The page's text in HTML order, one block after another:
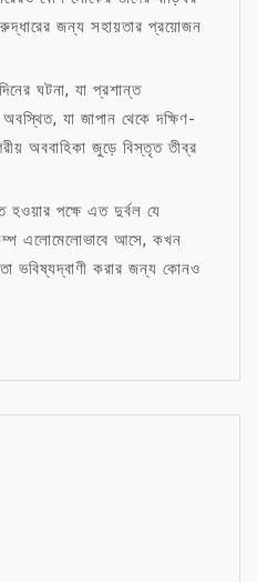
জন্য সহায়তার প্রয়োজন
ঘটনা, যা প্রশান্ত
যা জাপান থেকে দক্ষিণ-
অববাহিকা জুড়ে বিস্তৃত তীব্র
হওয়ার পক্ষে এত দুর্বল যে
এলোমেলোভাবে আসে, কখন
ভবিষ্যদ্বাণী করার জন্য কোনও